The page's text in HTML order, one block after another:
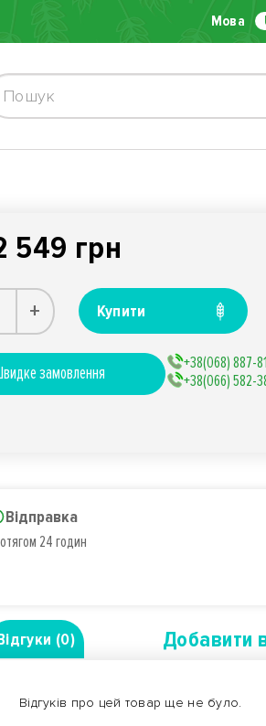
Мова
549 грн
+ Купити
замовлення
+38(068) 887-
+38(066) 582-
Відправка
24 годин
(0) Добавити
Відгуків про цей товар ще не було.